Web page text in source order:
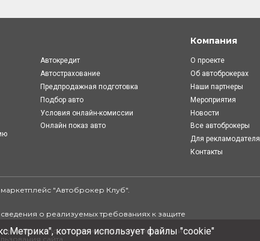
которая использует файлы "cookie"
Автокредит
Автострахование
Предпродажная подготовка
Подбор авто
Условия онлайн-комиcсии
Онлайн показ авто
Компания
О проекте
Об автоброкерах
Наши партнеры
Мероприятия
Новости
Все автоброкеры
Для рекламодателя
Контакты
"Автоброкер Клуб".
о реализуемых требованиях к защите
сайта, использования информации сайта, и
сайта